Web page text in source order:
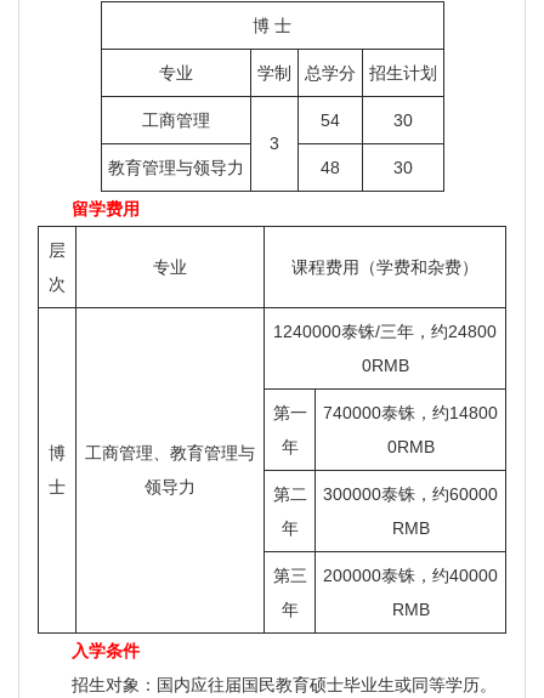
博 士
专业 学制 总学分 招生计划
工商管理
3
54 30
教育管理与领导力 48 30
留学费用
层
次
专业 课程费用（学费和杂费）
博
士
工商管理、教育管理与
领导力
1240000泰铢/三年，约24800
0RMB
第一
年
740000泰铢，约14800
0RMB
第二
年
300000泰铢，约60000
RMB
第三
年
200000泰铢，约40000
RMB
入学条件
招生对象：国内应往届国民教育硕士毕业生或同等学历。